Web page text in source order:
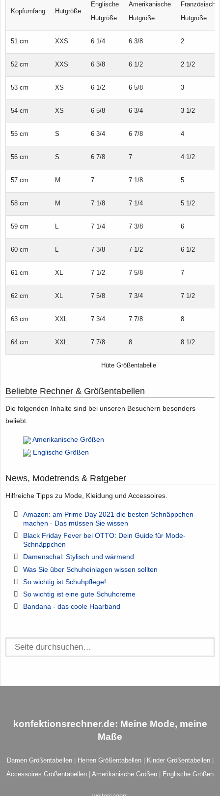
Hüte Größentabelle
Kopfumfang Hutgröße
Englische
Hutgröße
Amerikanische
Hutgröße
Französische
Hutgröße
51 cm XXS 6 1/4 6 3/8 2
52 cm XXS 6 3/8 6 1/2 2 1/2
53 cm XS 6 1/2 6 5/8 3
54 cm XS 6 5/8 6 3/4 3 1/2
55 cm S 6 3/4 6 7/8 4
56 cm S 6 7/8 7 4 1/2
57 cm M 7 7 1/8 5
58 cm M 7 1/8 7 1/4 5 1/2
59 cm L 7 1/4 7 3/8 6
60 cm L 7 3/8 7 1/2 6 1/2
61 cm XL 7 1/2 7 5/8 7
62 cm XL 7 5/8 7 3/4 7 1/2
63 cm XXL 7 3/4 7 7/8 8
64 cm XXL 7 7/8 8 8 1/2
Beliebte Rechner & Größentabellen
Die folgenden Inhalte sind bei unseren Besuchern besonders
beliebt.
Amerikanische Größen
Englische Größen
News, Modetrends & Ratgeber
Hilfreiche Tipps zu Mode, Kleidung und Accessoires.
Amazon: am Prime Day 2021 die besten Schnäppchen
machen - Das müssen Sie wissen
Black Friday Fever bei OTTO: Dein Guide für Mode-
Schnäppchen
Damenschal: Stylisch und wärmend
Was Sie über Schuheinlagen wissen sollten
So wichtig ist Schuhpflege!
So wichtig ist eine gute Schuhcreme
Bandana - das coole Haarband
konfektionsrechner.de: Meine Mode, meine
Maße
Damen Größentabellen| Herren Größentabellen| Kinder Größentabellen|
Accessoires Größentabellen
Amerikanische Größen Englische Größen